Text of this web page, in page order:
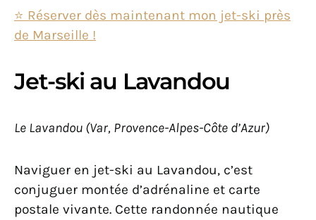
⭐️ Réserver dès maintenant mon jet-ski près
de Marseille !
Jet-ski au Lavandou
Le Lavandou (Var, Provence-Alpes-Côte d’Azur)
Naviguer en jet-ski au Lavandou, c’est
conjuguer montée d’adrénaline et carte
postale vivante. Cette randonnée nautique